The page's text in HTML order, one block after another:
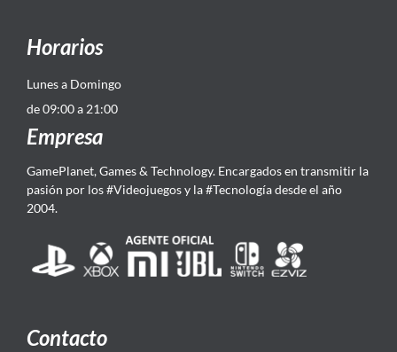
Horarios
Lunes a Domingo
de 09:00 a 21:00
Empresa
GamePlanet, Games & Technology. Encargados en transmitir la
pasión por los #Videojuegos y la #Tecnología desde el año
2004.
Contacto